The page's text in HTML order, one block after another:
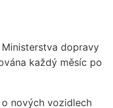
dopravy
každý měsíc po
nových vozidlech